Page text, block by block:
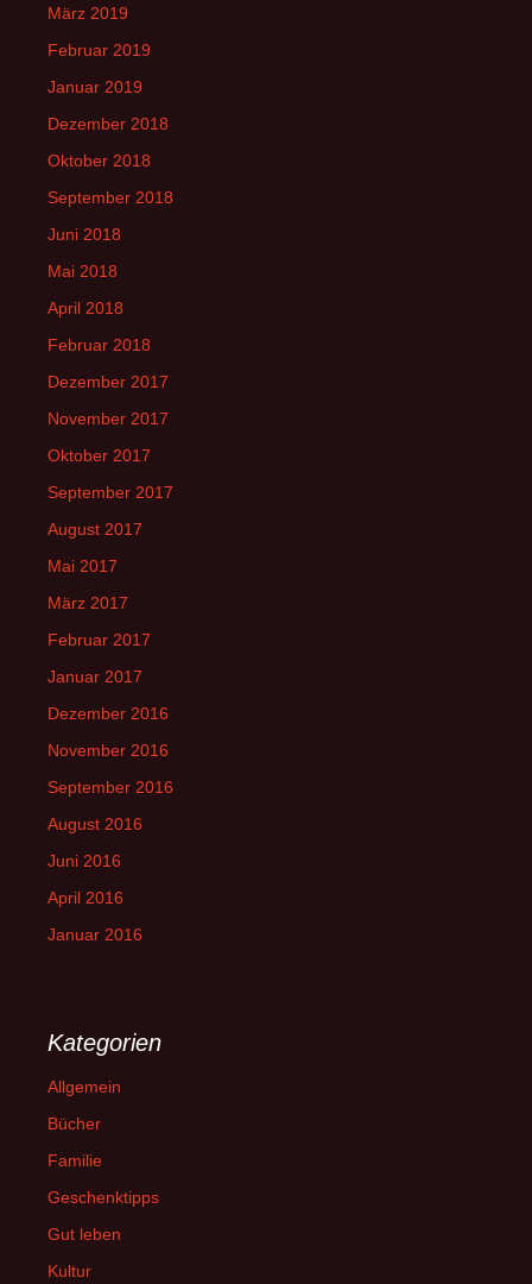
März 2019
Februar 2019
Januar 2019
Dezember 2018
Oktober 2018
September 2018
Juni 2018
Mai 2018
April 2018
Februar 2018
Dezember 2017
November 2017
Oktober 2017
September 2017
August 2017
Mai 2017
März 2017
Februar 2017
Januar 2017
Dezember 2016
November 2016
September 2016
August 2016
Juni 2016
April 2016
Januar 2016
Kategorien
Allgemein
Bücher
Familie
Geschenktipps
Gut leben
Kultur